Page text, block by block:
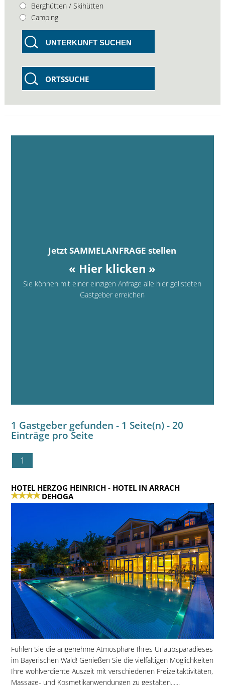
Berghütten / Skihütten
Camping
UNTERKUNFT SUCHEN
ORTSSUCHE
Jetzt SAMMELANFRAGE stellen
« Hier klicken »
Sie können mit einer einzigen Anfrage alle hier gelisteten
Gastgeber erreichen
1 Gastgeber gefunden - 1 Seite(n) - 20
Einträge pro Seite
1
HOTEL HERZOG HEINRICH- HOTEL IN ARRACH
DEHOGA
Fühlen Sie die angenehme Atmosphäre Ihres Urlaubsparadieses
im Bayerischen Wald! Genießen Sie die vielfältigen Möglichkeiten
Ihre wohlverdiente Auszeit mit verschiedenen Freizeitaktivitäten,
Massage- und Kosmetikanwendungen zu gestalten......